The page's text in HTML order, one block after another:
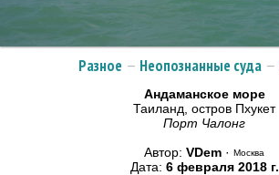
Разное — Неопознанные суда—
Андаманское море
Таиланд, остров Пхукет
Порт Чалонг
Автор: VDem · Москва
Дата: 6 февраля 2018 г.